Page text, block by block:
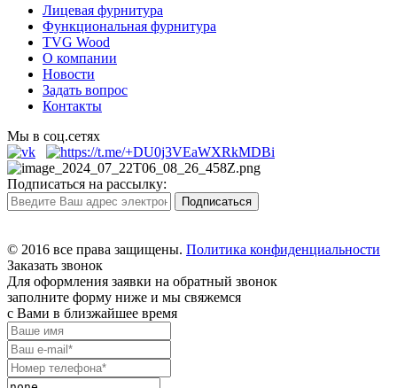
Лицевая фурнитура
Функциональная фурнитура
TVG Wood
О компании
Новости
Задать вопрос
Контакты
Мы в соц.сетях
Подписаться на рассылку:
© 2016 все права защищены. Политика конфиденциальности
Заказать звонок
Для оформления заявки на обратный звонок
заполните форму ниже и мы свяжемся
с Вами в близжайшее время